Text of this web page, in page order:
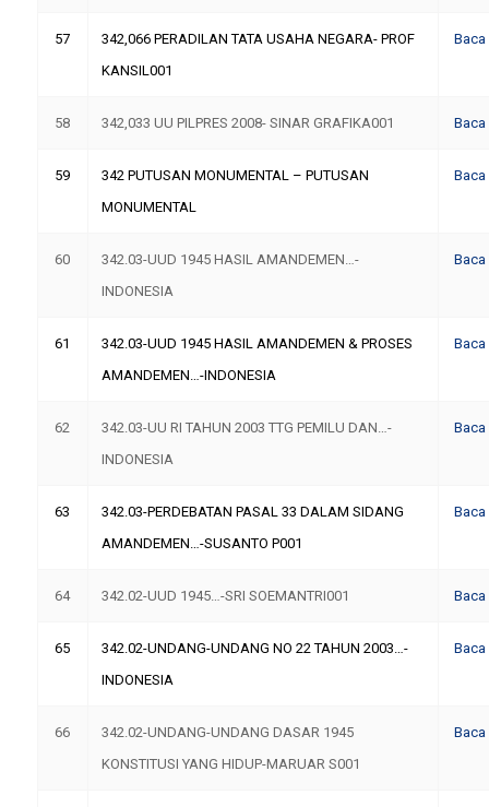
57
342,066 PERADILAN TATA USAHA NEGARA- PROF
KANSIL001
Baca
58 342,033 UU PILPRES 2008- SINAR GRAFIKA001 Baca
59
342 PUTUSAN MONUMENTAL – PUTUSAN
MONUMENTAL
Baca
60
342.03-UUD 1945 HASIL AMANDEMEN…-
INDONESIA
Baca
61
342.03-UUD 1945 HASIL AMANDEMEN & PROSES
AMANDEMEN…-INDONESIA
Baca
62
342.03-UU RI TAHUN 2003 TTG PEMILU DAN…-
INDONESIA
Baca
63
342.03-PERDEBATAN PASAL 33 DALAM SIDANG
AMANDEMEN…-SUSANTO P001
Baca
64 342.02-UUD 1945…-SRI SOEMANTRI001 Baca
65
342.02-UNDANG-UNDANG NO 22 TAHUN 2003…-
INDONESIA
Baca
66
342.02-UNDANG-UNDANG DASAR 1945
KONSTITUSI YANG HIDUP-MARUAR S001
Baca